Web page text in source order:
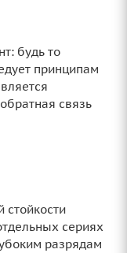
будь то
принципам
связь
сериях
разрядам